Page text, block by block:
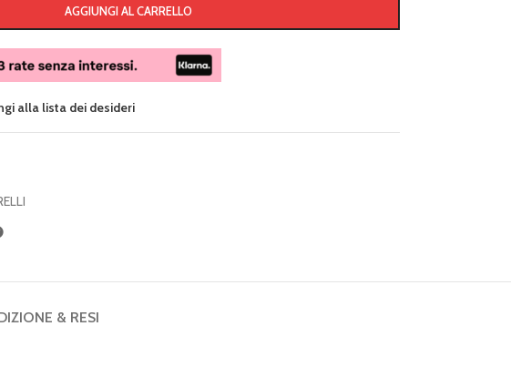
AGGIUNGI AL CARRELLO
alla lista dei desideri
& RESI